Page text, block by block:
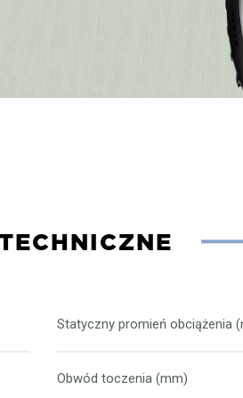
Statyczny promień obciążenia
Obwód toczenia (mm)